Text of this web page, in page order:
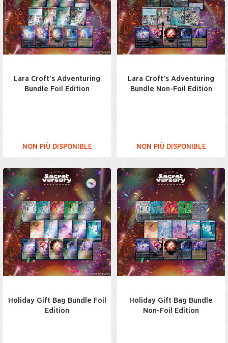
Lara Croft's Adventuring
Bundle Foil Edition
NON PIÙ DISPONIBLE
Lara Croft's Adventuring
Bundle Non-Foil Edition
NON PIÙ DISPONIBLE
Holiday Gift Bag Bundle Foil
Edition
Holiday Gift Bag Bundle
Non-Foil Edition